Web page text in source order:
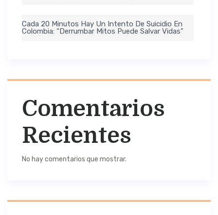
Cada 20 Minutos Hay Un Intento De Suicidio En
Colombia: “Derrumbar Mitos Puede Salvar Vidas”
Comentarios
Recientes
No hay comentarios que mostrar.